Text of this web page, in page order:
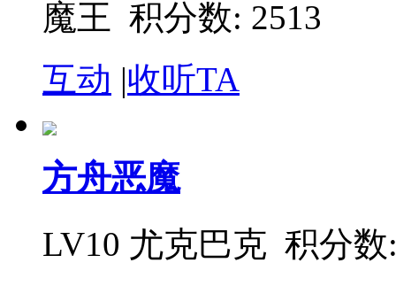
魔王 积分数: 2513
互动 |收听TA
方舟恶魔
LV10 尤克巴克 积分数